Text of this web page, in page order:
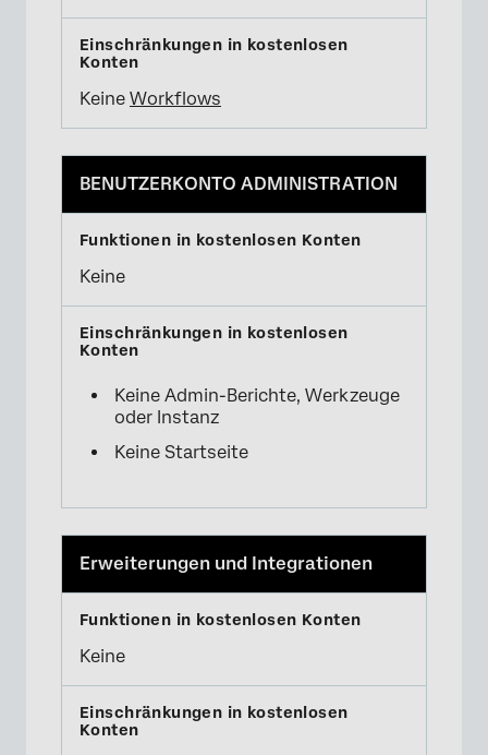
Keine Workflows
BENUTZERKONTO ADMINISTRATION
Keine
Keine Admin-Berichte, Werkzeuge
oder Instanz
Keine Startseite
Erweiterungen und Integrationen
Keine